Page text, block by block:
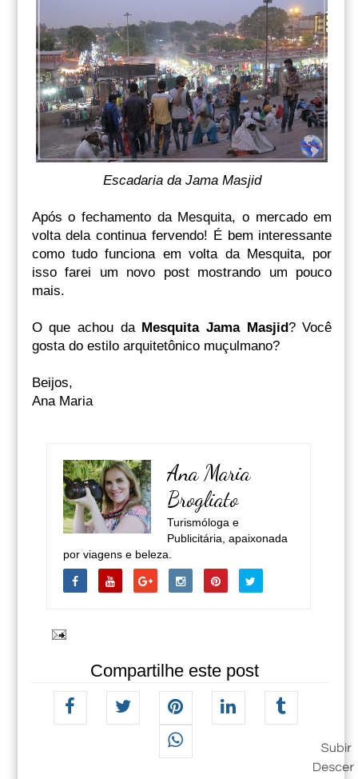
Escadaria da Jama Masjid
Após o fechamento da Mesquita, o mercado em
volta dela continua fervendo! É bem interessante
como tudo funciona em volta da Mesquita, por
isso farei um novo post mostrando um pouco
mais.
O que achou da Mesquita Jama Masjid? Você
gosta do estilo arquitetônico muçulmano?
Beijos,
Ana Maria
Ana Maria
Brogliato
Turismóloga e
Publicitária, apaixonada
por viagens e beleza.
Compartilhe este post